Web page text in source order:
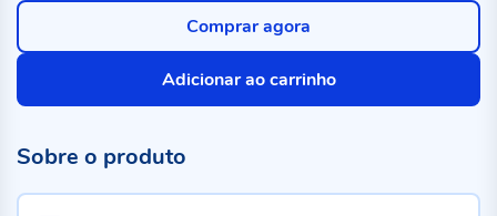
Adicionar ao carrinho
Comprar agora
Sobre o produto